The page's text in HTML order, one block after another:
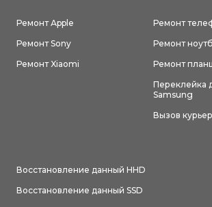
Ремонт Аpple
Ремонт Sony
Ремонт Xiaomi
Ремонт
Ремонт
Ремонт
Переклейка
Samsung
Вызов
Восстановление данный HHD
Восстановление данный SSD